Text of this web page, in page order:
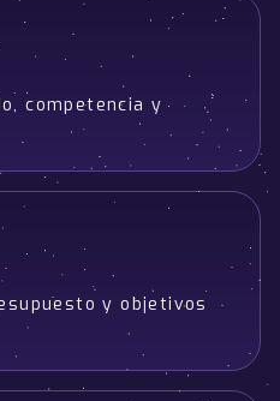
competencia y
y objetivos